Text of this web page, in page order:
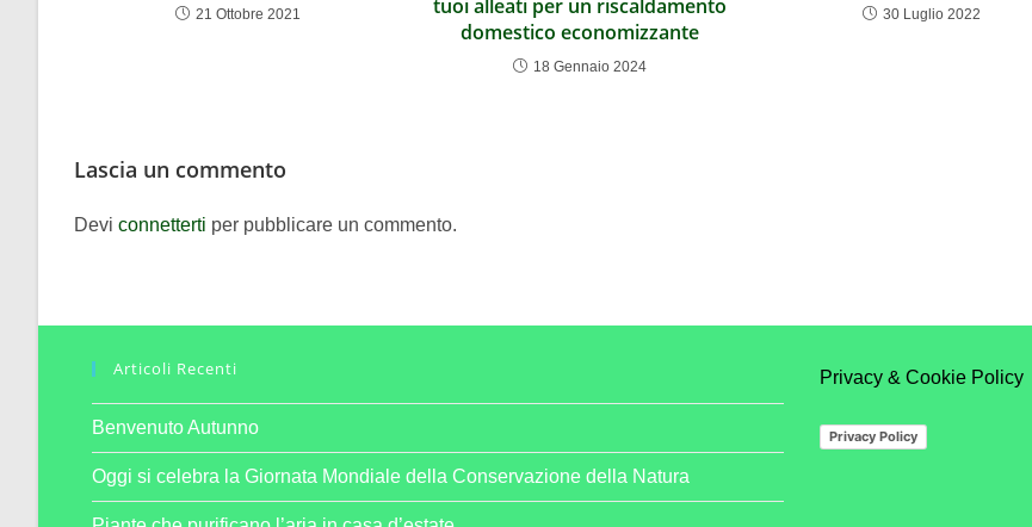
21 Ottobre 2021
tuoi alleati per un riscaldamento
domestico economizzante
18 Gennaio 2024
30 Luglio 2022
Lascia un commento
Devi connetterti per pubblicare un commento.
Articoli Recenti
Benvenuto Autunno
Oggi si celebra la Giornata Mondiale della Conservazione della Natura
Privacy & Cookie Policy
Privacy Policy